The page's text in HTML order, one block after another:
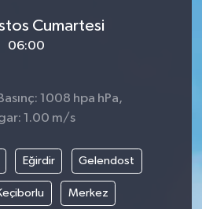
Cumartesi
06:00
1008 hpa hPa,
1.00 m/s
Eğirdir Gelendost
Merkez